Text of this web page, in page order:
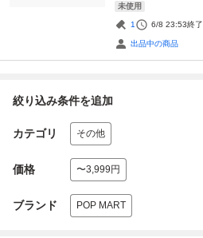
未使用
1 6/8 23:53終了
出品中の商品
絞り込み条件を追加
カテゴリ その他
価格 〜3,999円
ブランド POP MART